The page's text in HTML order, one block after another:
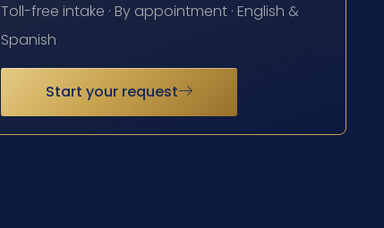
Toll-free intake · By appointment · English &
Spanish
Start your request